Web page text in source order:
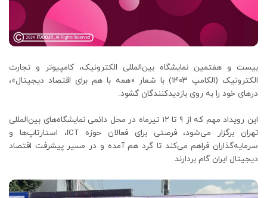
بیست و هفتمین نمایشگاه بین‌المللی الکترونیک، کامپیوتر و تجارت
الکترونیک (الکامپ ۱۴۰۳) با شعار «همه با هم برای اقتصاد دیجیتال»،
درهای خود را به روی بازدیدکنندگان گشود.
این رویداد مهم که از ۹ تا ۱۲ تیرماه در محل دائمی نمایشگاه‌های بین‌المللی
تهران برگزار می‌شود، فرصتی برای فعالان حوزه ICT، استارتاپ‌ها و
سرمایه‌گذاران فراهم می‌کند تا گرد هم آمده و در مسیر پیشرفت اقتصاد
دیجیتال ایران گام بردارند.